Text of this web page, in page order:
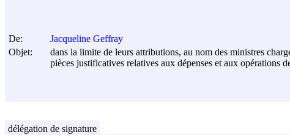
De:
Jacqueline Geffray
Objet:
dans la limite de leurs attributions, au nom des ministres
pièces justificatives relatives aux dépenses et aux opérations
délégation de signature